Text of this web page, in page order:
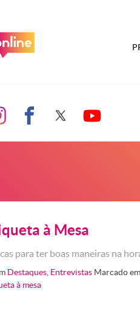
à Mesa
para ter boas maneiras na
Destaques Entrevistas Marcado
à mesa